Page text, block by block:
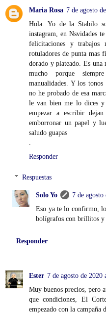
Maria Rosa 7 de agosto
Hola. Yo de la Stabilo
instagram, en Nsvidades
felicitaciones y trabajos
rotuladores de punta mas
dorado y plateado. Es
mucho porque
manualidades. Y los
no he probado de esa
le van bien me lo dices y
empezar a escribir
emborronar un papel y
saludo guapas
.
Responder
Respuestas
Solo Yo
7 de
Eso ya te lo confirmo,
bolígrafos con brillitos y
Responder
Ester 7 de agosto de 2020
Muy buenos precios, pero
que condiciones, El
empezado con la